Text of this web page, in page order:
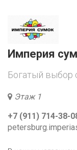
Империя
Богатый выбор
Этаж 1
+7 (911) 714-38-